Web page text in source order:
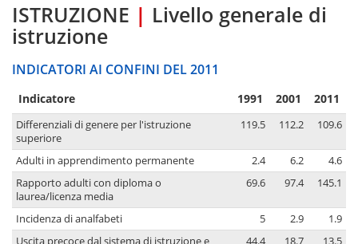
ISTRUZIONE | Livello generale di
istruzione
INDICATORI AI CONFINI DEL 2011
Indicatore 1991 2001 2011
Differenziali di genere per l'istruzione
superiore
119.5 112.2 109.6
Adulti in apprendimento permanente 2.4 6.2
4.6
Rapporto adulti con diploma o
laurea/licenza media
69.6 97.4 145.1
Incidenza di analfabeti 5 2.9
1.9